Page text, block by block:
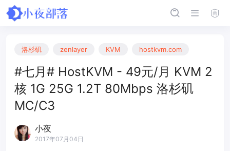
洛杉矶 zenlayer KVM hostkvm.com
#七月# HostKVM - 49元/月 KVM 2
核 1G 25G 1.2T 80Mbps 洛杉矶
MC/C3
小夜
2017年07月04日